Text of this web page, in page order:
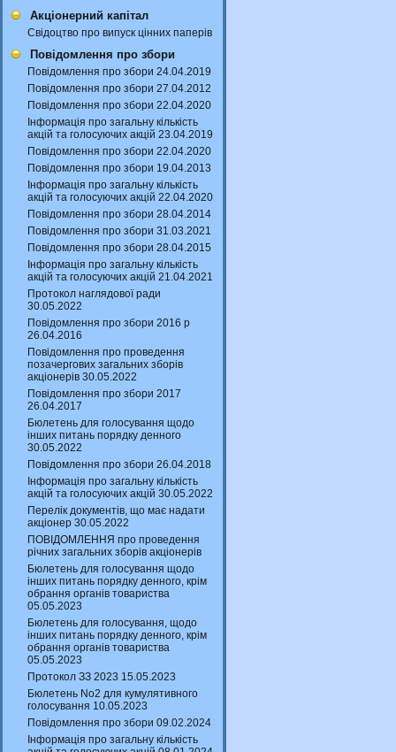
Акціонерний капітал
Свідоцтво про випуск цінних паперів
Повідомлення про збори
Повідомлення про збори 24.04.2019
Повідомлення про збори 27.04.2012
Повідомлення про збори 22.04.2020
Інформація про загальну кількість
акцій та голосуючих акцій 23.04.2019
Повідомлення про збори 22.04.2020
Повідомлення про збори 19.04.2013
Інформація про загальну кількість
акцій та голосуючих акцій 22.04.2020
Повідомлення про збори 28.04.2014
Повідомлення про збори 31.03.2021
Повідомлення про збори 28.04.2015
Інформація про загальну кількість
акцій та голосуючих акцій 21.04.2021
Протокол наглядової ради
30.05.2022
Повідомлення про збори 2016 р
26.04.2016
Повідомлення про проведення
позачергових загальних зборів
акціонерів 30.05.2022
Повідомлення про збори 2017
26.04.2017
Бюлетень для голосування щодо
інших питань порядку денного
30.05.2022
Повідомлення про збори 26.04.2018
Інформація про загальну кількість
акцій та голосуючих акцій 30.05.2022
Перелік документів, що має надати
акціонер 30.05.2022
ПОВІДОМЛЕННЯ про проведення
річних загальних зборів акціонерів
Бюлетень для голосування щодо
інших питань порядку денного, крім
обрання органів товариства
05.05.2023
Бюлетень для голосування, щодо
інших питань порядку денного, крім
обрання органів товариства
05.05.2023
Протокол ЗЗ 2023 15.05.2023
Бюлетень No2 для кумулятивного
голосування 10.05.2023
Повідомлення про збори 09.02.2024
Інформація про загальну кількість